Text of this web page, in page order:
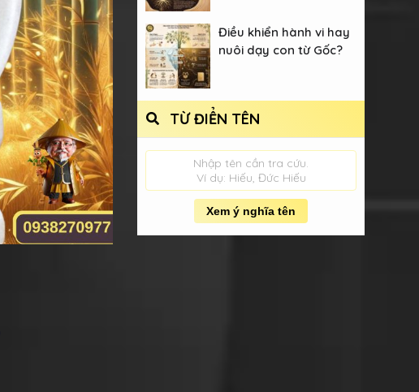
Điều khiển hành vi hay
nuôi dạy con từ Gốc?
TỪ ĐIỂN TÊN
Nhập tên cần tra cứu.
Ví dụ: Hiếu, Đức Hiếu
Xem ý nghĩa tên